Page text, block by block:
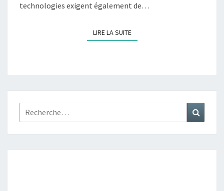
technologies exigent également de…
LIRE LA SUITELIRE LA SUITE
Rechercher :